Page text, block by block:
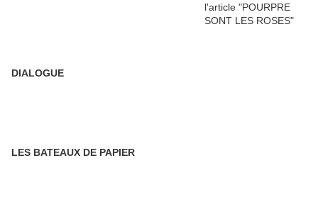
DIALOGUE
LES BATEAUX DE PAPIER